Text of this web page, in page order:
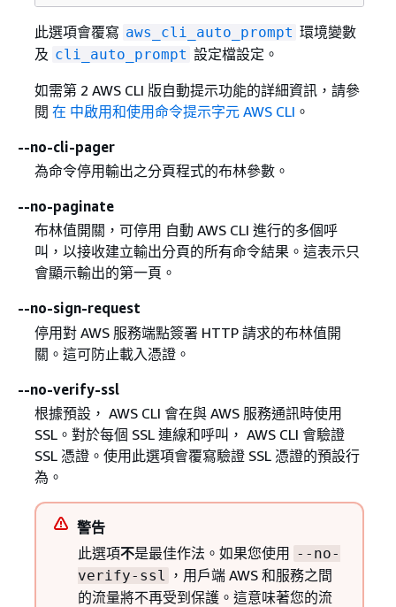
此選項會覆寫 aws_cli_auto_prompt 環境變數
及 cli_auto_prompt 設定檔設定。
如需第 2 AWS CLI 版自動提示功能的詳細資訊，請參
閱 在 中啟用和使用命令提示字元 AWS CLI 。
--no-cli-pager
為命令停用輸出之分頁程式的布林參數。
--no-paginate
布林值開關，可停用 自動 AWS CLI 進行的多個呼
叫，以接收建立輸出分頁的所有命令結果。這表示只
會顯示輸出的第一頁。
--no-sign-request
停用對 AWS 服務端點簽署 HTTP 請求的布林值開
關。這可防止載入憑證。
--no-verify-ssl
根據預設， AWS CLI 會在與 AWS 服務通訊時使用
SSL。對於每個 SSL 連線和呼叫， AWS CLI 會驗證
SSL 憑證。使用此選項會覆寫驗證 SSL 憑證的預設行
為。
警告
此選項不是最佳作法。如果您使用 --no-
verify-ssl
，用戶端 AWS 和服務之間
的流量將不再受到保護。這意味著您的流